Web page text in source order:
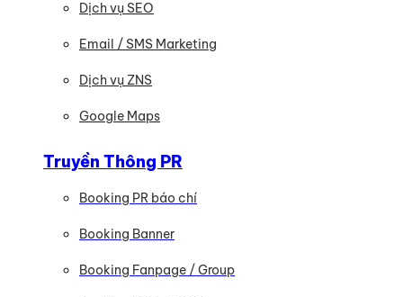
Dịch vụ SEO
Email / SMS Marketing
Dịch vụ ZNS
Google Maps
Truyền Thông PR
Booking PR báo chí
Booking Banner
Booking Fanpage / Group